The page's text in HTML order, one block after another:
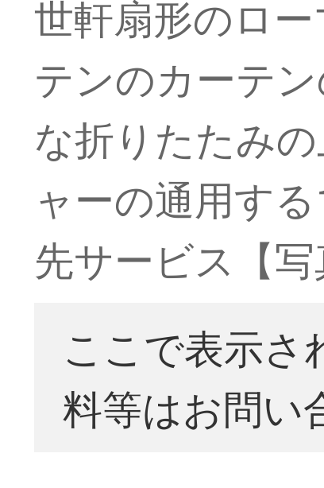
世軒扇形のロ
テンのカーテ
な折りたたみ
ャーの通用す
先サービス【
ここで表示さ
料等はお問い